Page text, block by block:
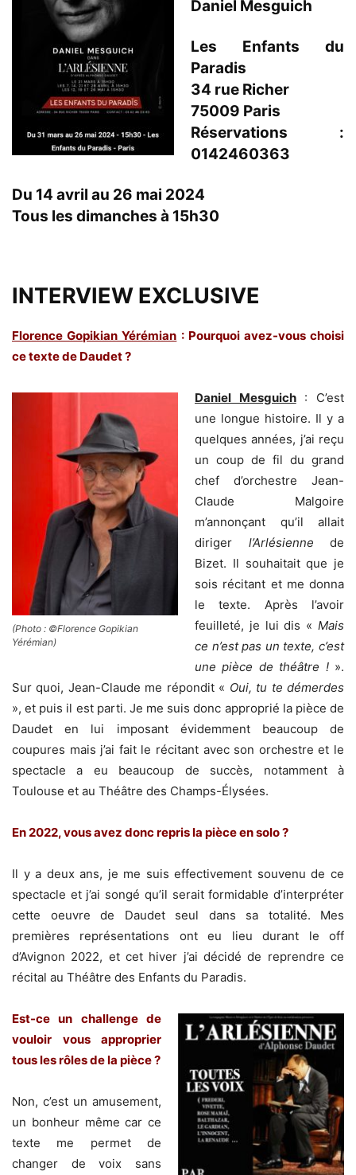
Daniel Mesguich
Les Enfants du
Paradis
34 rue Richer
75009 Paris
Réservations :
0142460363
Du 14 avril au 26 mai 2024
Tous les dimanches à 15h30
INTERVIEW EXCLUSIVE
Florence Gopikian Yérémian : Pourquoi avez-vous choisi
ce texte de Daudet ?
(Photo : ©Florence Gopikian
Yérémian)
Daniel Mesguich: C’est
une longue histoire. Il y a
quelques années, j’ai reçu
un coup de fil du grand
chef d’orchestre Jean-
Claude Malgoire
m’annonçant qu’il allait
diriger l’Arlésienne de
Bizet. Il souhaitait que je
sois récitant et me donna
le texte. Après l’avoir
feuilleté, je lui dis « Mais
ce n’est pas un texte, c’est
une pièce de théâtre !».
Sur quoi, Jean-Claude me répondit « Oui, tu te démerdes
», et puis il est parti. Je me suis donc approprié la pièce de
Daudet en lui imposant évidemment beaucoup de
coupures mais j’ai fait le récitant avec son orchestre et le
spectacle a eu beaucoup de succès, notamment à
Toulouse et au Théâtre des Champs-Élysées.
En 2022, vous avez donc repris la pièce en solo ?
Il y a deux ans, je me suis effectivement souvenu de ce
spectacle et j’ai songé qu’il serait formidable d’interpréter
cette oeuvre de Daudet seul dans sa totalité. Mes
premières représentations ont eu lieu durant le off
d’Avignon 2022, et cet hiver j’ai décidé de reprendre ce
récital au Théâtre des Enfants du Paradis.
Est-ce un challenge de
vouloir vous approprier
tous les rôles de la pièce ?
Non, c’est un amusement,
un bonheur même car ce
texte me permet de
changer de voix sans